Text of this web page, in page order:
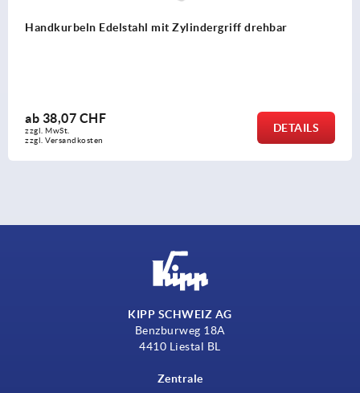
Handkurbeln Aluminium mit Zylindergriff
ab
zzgl. Versandkosten
KIPP SCHWEIZ AG
Benzburweg 18A
4410 Liestal BL
Zentrale